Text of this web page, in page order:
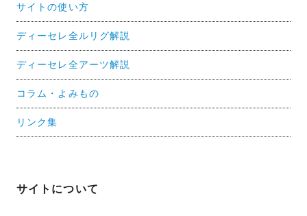
サイトの使い方
ディーセレ全ルリグ解説
ディーセレ全アーツ解説
コラム・よみもの
リンク集
サイトについて